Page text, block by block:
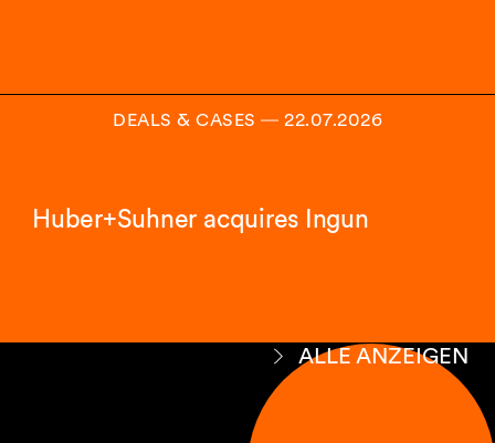
DEALS & CASES ― 22.07.2026
Huber+Suhner acquires Ingun
ALLE ANZEIGEN